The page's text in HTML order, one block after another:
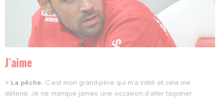
J’aime
> La pêche. C’est mon grand-père qui m’a initié et cela me
détend. Je ne manque jamais une occasion d’aller taquiner